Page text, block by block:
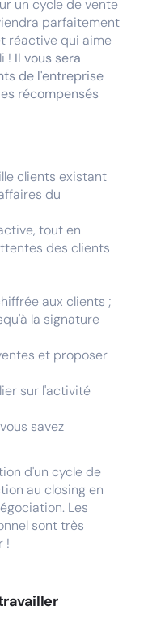
un cycle de vente
parfaitement
réactive qui aime
! Il vous sera
de l'entreprise
récompensés
clients existant
du
tout en
des clients
aux clients ;
la signature
et proposer
sur l'activité
savez
d'un cycle de
au closing en
Les
sont très
!